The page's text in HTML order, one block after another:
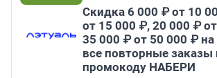
Скидка 6 000 ₽ от 10
от 15 000 ₽, 20 000 ₽
35 000 ₽ от 50 000 ₽
все повторные заказы
промокоду НАБЕРИ